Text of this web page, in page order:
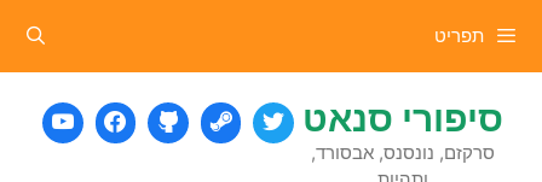
לתוכן תפריט
סיפורי סנאט
סרקזם, נונסנס, אבסורד,